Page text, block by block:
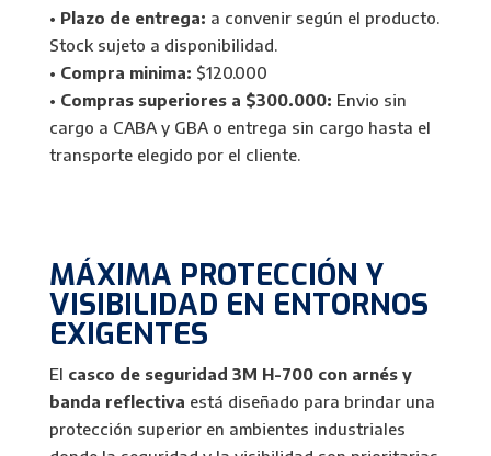
3M
H-
700
con
Arnés
y
• Plazo de entrega: a convenir según el producto.
Stock sujeto a disponibilidad.
• Compra minima: $120.000
• Compras superiores a $300.000: Envio sin
cargo a CABA y GBA o entrega sin cargo hasta el
transporte elegido por el cliente.
MÁXIMA PROTECCIÓN Y
VISIBILIDAD EN ENTORNOS
EXIGENTES
El casco de seguridad 3M H-700 con arnés y
banda reflectiva está diseñado para brindar una
protección superior en ambientes industriales